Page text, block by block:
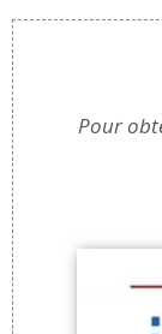
Pour